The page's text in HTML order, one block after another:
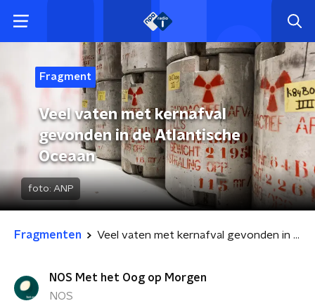
Fragment
Veel vaten met kernafval
gevonden in de Atlantische
Oceaan
foto: ANP
Fragmenten Veel vaten met kernafval gevonden in de Atlantische Oceaan
NOS Met het Oog op Morgen
NOS